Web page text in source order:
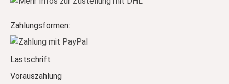
Zahlungsformen:
Lastschrift
Vorauszahlung